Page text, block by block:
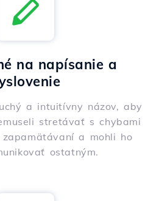
na napísanie a
a intuitívny názov, aby
stretávať s chybami
a mohli ho
ostatným.